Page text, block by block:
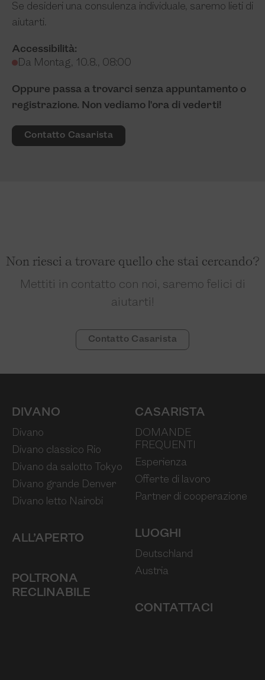
Se desideri una consulenza individuale, saremo lieti di
aiutarti.
Accessibilità:
Da Montag, 10.8., 08:00
Oppure passa a trovarci senza appuntamento o
registrazione. Non vediamo l'ora di vederti!
Contatto Casarista
Non riesci a trovare quello che stai cercando?
Mettiti in contatto con noi, saremo felici di
aiutarti!
Contatto Casarista
DIVANO
Divano
Divano classico Rio
Divano da salotto Tokyo
Divano grande Denver
Divano letto Nairobi
ALL’APERTO
POLTRONA
RECLINABILE
CASARISTA
DOMANDE
FREQUENTI
Esperienza
Offerte di lavoro
Partner di cooperazione
LUOGHI
Deutschland
Austria
CONTATTACI